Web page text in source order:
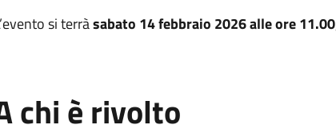
si terràsabato 14 febbraio 2026 alle ore 11.00
chi è rivolto